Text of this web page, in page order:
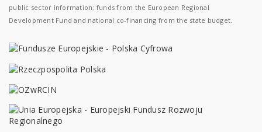
public sector information; funds from the European Regional
Development Fund and national co-financing from the state budget.